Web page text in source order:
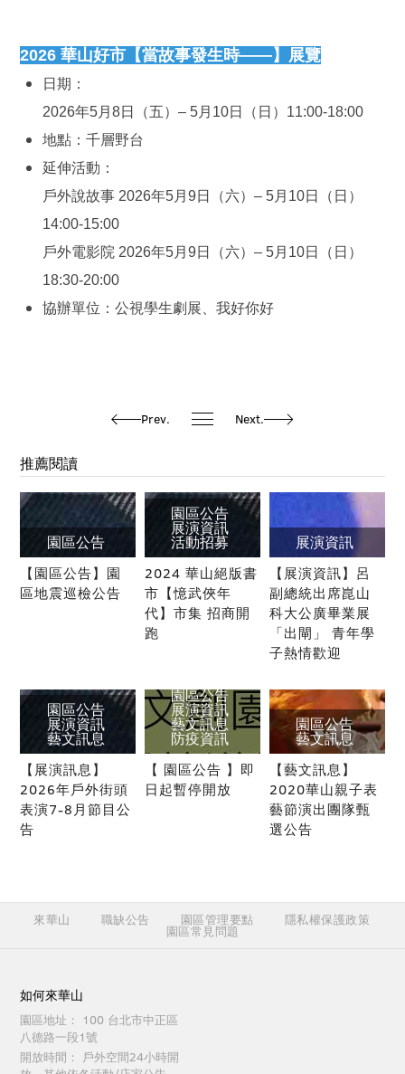
2026 華山好市【當故事發生時——】展覽
日期：
2026年5月8日（五）– 5月10日（日）11:00-18:00
地點：千層野台
延伸活動：
戶外說故事 2026年5月9日（六）– 5月10日（日）
14:00-15:00
戶外電影院 2026年5月9日（六）– 5月10日（日）
18:30-20:00
協辦單位：公視學生劇展、我好你好
Prev. Next.
推薦閱讀
園區公告
【園區公告】園
區地震巡檢公告
園區公告
展演資訊
活動招募
2024 華山絕版書
市【憶武俠年
代】市集 招商開
跑
展演資訊
【展演資訊】呂
副總統出席崑山
科大公廣畢業展
「出閘」 青年學
子熱情歡迎
園區公告
展演資訊
藝文訊息
【展演訊息】
2026年戶外街頭
表演7-8月節目公
告
園區公告
展演資訊
藝文訊息
防疫資訊
【 園區公告 】即
日起暫停開放
園區公告
藝文訊息
【藝文訊息】
2020華山親子表
藝節演出團隊甄
選公告
來華山 職缺公告 園區管理要點 隱私權保護政策
園區常見問題
如何來華山
園區地址：
100 台北市中正區
八德路一段1號
開放時間：
戶外空間24小時開